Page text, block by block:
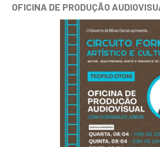
OFICINA DE PRODUÇÃO